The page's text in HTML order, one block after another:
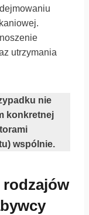
utrzymania
nie
konkretnej
wspólnie.
rodzajów